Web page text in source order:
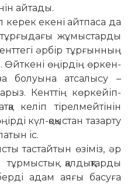
айтады.
керек екені айтпаса да
тұр­ғыдағы жұмыстарды
әрбір тұрғынның
Өйткені өңірдің өркен­
болуына ат­са­лысу –
Кент­тің көркейіп-
келіп тірелмейтінін
күл-қоқыстан тазарту
іс.
тас­тайтын өзіміз, әр
қалдықтарды
адам аяғы басуға